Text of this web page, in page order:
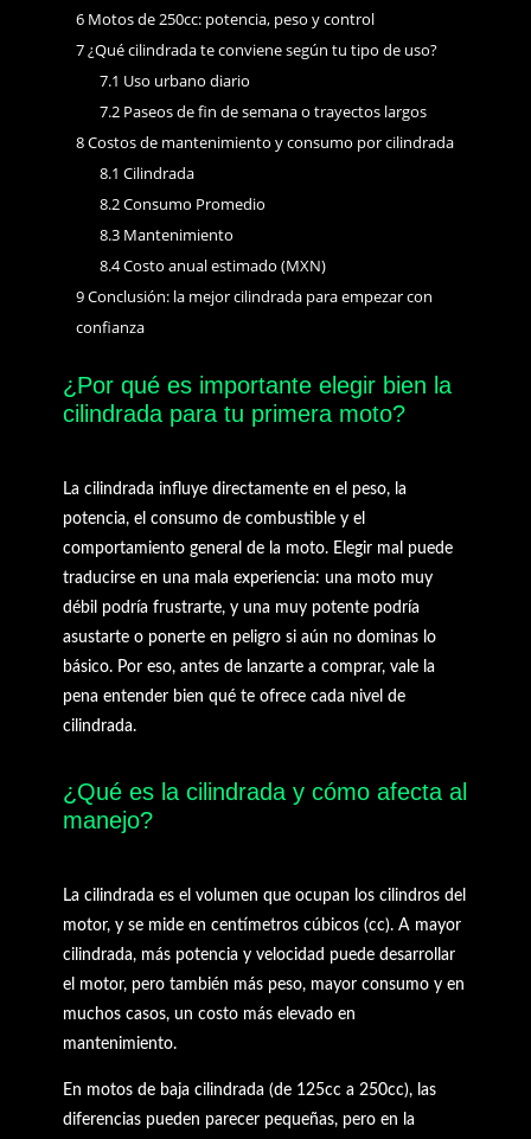
6Motos de 250cc: potencia, peso y control
7¿Qué cilindrada te conviene según tu tipo de uso?
7.1 Uso urbano diario
7.2Paseos de fin de semana o trayectos largos
8Costos de mantenimiento y consumo por cilindrada
8.1 Cilindrada
8.2Consumo Promedio
8.3Mantenimiento
8.4Costo anual estimado (MXN)
9Conclusión: la mejor cilindrada para empezar con
confianza
¿Por qué es importante elegir bien la
cilindrada para tu primera moto?
La cilindrada influye directamente en el peso, la
potencia, el consumo de combustible y el
comportamiento general de la moto. Elegir mal puede
traducirse en una mala experiencia: una moto muy
débil podría frustrarte, y una muy potente podría
asustarte o ponerte en peligro si aún no dominas lo
básico. Por eso, antes de lanzarte a comprar, vale la
pena entender bien qué te ofrece cada nivel de
cilindrada.
¿Qué es la cilindrada y cómo afecta al
manejo?
La cilindrada es el volumen que ocupan los cilindros del
motor, y se mide en centímetros cúbicos (cc). A mayor
cilindrada, más potencia y velocidad puede desarrollar
el motor, pero también más peso, mayor consumo y en
muchos casos, un costo más elevado en
mantenimiento.
En motos de baja cilindrada (de 125cc a 250cc), las
diferencias pueden parecer pequeñas, pero en la